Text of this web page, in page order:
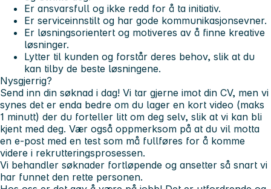
Er ansvarsfull og ikke redd for å ta initiativ.
Er serviceinnstilt og har gode kommunikasjonsevner.
Er løsningsorientert og motiveres av å finne kreative
løsninger.
Lytter til kunden og forstår deres behov, slik at du
kan tilby de beste løsningene.
Nysgjerrig?
Send inn din søknad i dag! Vi tar gjerne imot din CV, men vi
synes det er enda bedre om du lager en kort video (maks
1 minutt) der du forteller litt om deg selv, slik at vi kan bli
kjent med deg. Vær også oppmerksom på at du vil motta
en e-post med en test som må fullføres for å komme
videre i rekrutteringsprosessen.
Vi behandler søknader fortløpende og ansetter så snart vi
har funnet den rette personen.